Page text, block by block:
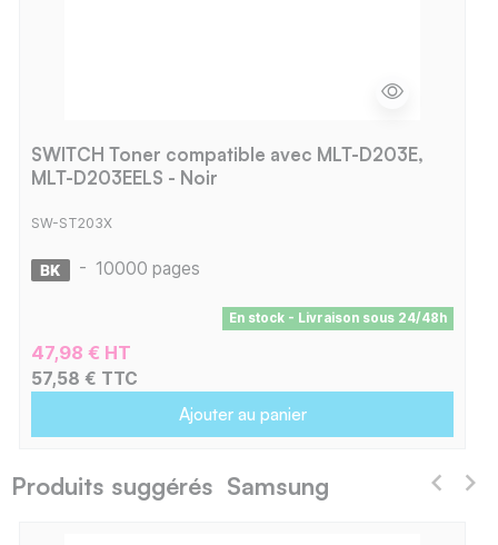
SWITCH Toner compatible avec MLT-D203E,
MLT-D203EELS - Noir
SW-ST203X
- 10000 pages
En stock - Livraison sous 24/48h
47,98 € HT
57,58 € TTC
Ajouter au panier
Produits suggérés Samsung